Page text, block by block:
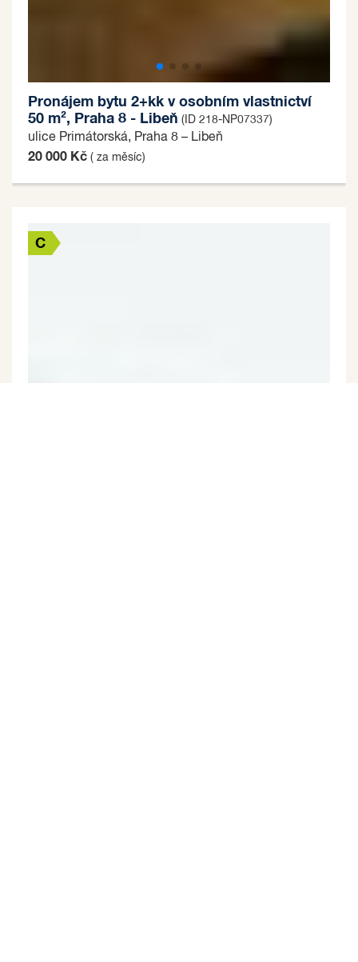
Pronájem bytu 2+kk v osobním vlastnictví
50 m², Praha 8 - Libeň (ID 218-NP07337)
ulice Primátorská, Praha 8 – Libeň
20 000 Kč ( za měsíc)
C